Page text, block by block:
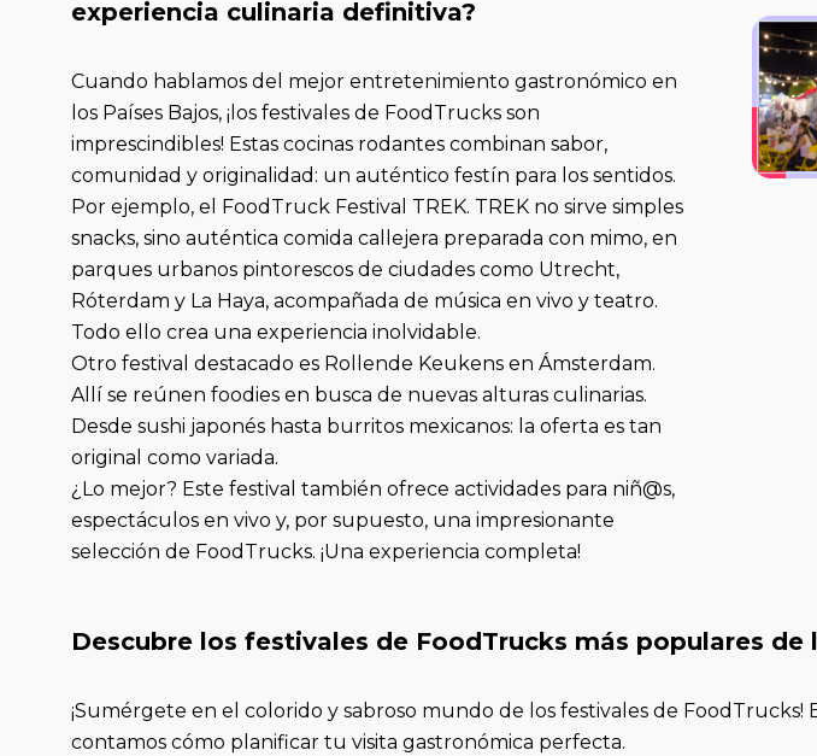
experiencia culinaria definitiva?
Cuando hablamos del mejor entretenimiento gastronómico en
los Países Bajos, ¡los festivales de FoodTrucks son
imprescindibles! Estas cocinas rodantes combinan sabor,
comunidad y originalidad: un auténtico festín para los sentidos.
Por ejemplo, el FoodTruck Festival TREK. TREK no sirve simples
snacks, sino auténtica comida callejera preparada con mimo, en
parques urbanos pintorescos de ciudades como Utrecht,
Róterdam y La Haya, acompañada de música en vivo y teatro.
Todo ello crea una experiencia inolvidable.
Otro festival destacado es Rollende Keukens en Ámsterdam.
Allí se reúnen foodies en busca de nuevas alturas culinarias.
Desde sushi japonés hasta burritos mexicanos: la oferta es tan
original como variada.
¿Lo mejor? Este festival también ofrece actividades para niñ@s,
espectáculos en vivo y, por supuesto, una impresionante
selección de FoodTrucks. ¡Una experiencia completa!
Descubre los festivales de FoodTrucks más populares de
¡Sumérgete en el colorido y sabroso mundo de los festivales de FoodTrucks!
contamos cómo planificar tu visita gastronómica perfecta.